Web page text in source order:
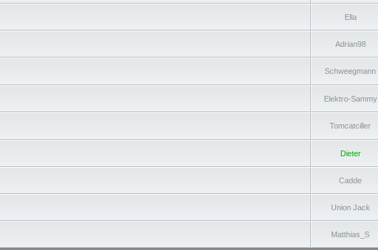
Ella
Adrian98
Schweegmann
Elektro-Sammy
Tomcatciller
Dieter
Cadde
Union Jack
Matthias_S